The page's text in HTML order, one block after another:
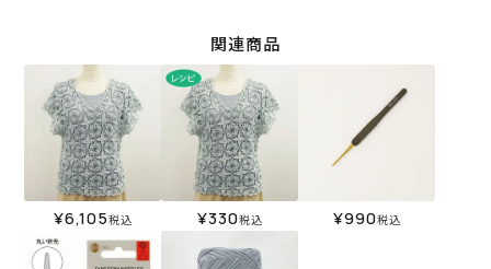
関連商品
¥6,105税込 ¥330税込 ¥990税込